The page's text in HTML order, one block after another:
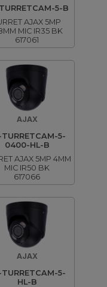
5-B
AJAX 5MP
MIC IR35 BK
617061
AJAX
5-
0400-HL-B
AJAX 5MP 4MM
MIC IR50 BK
617066
AJAX
5-
HL-B